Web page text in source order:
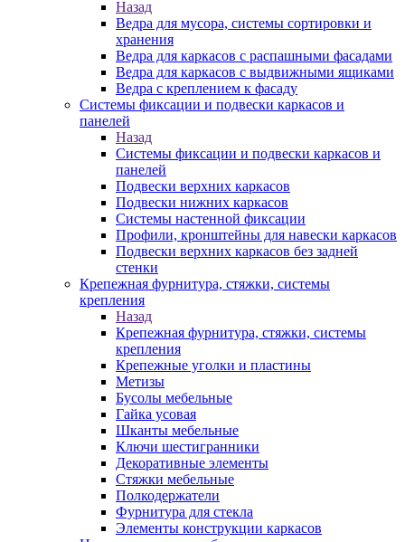
Назад
Ведра для мусора, системы сортировки и
хранения
Ведра для каркасов с распашными фасадами
Ведра для каркасов с выдвижными ящиками
Ведра с креплением к фасаду
Системы фиксации и подвески каркасов и
панелей
Назад
Системы фиксации и подвески каркасов и
панелей
Подвески верхних каркасов
Подвески нижних каркасов
Системы настенной фиксации
Профили, кронштейны для навески каркасов
Подвески верхних каркасов без задней
стенки
Крепежная фурнитура, стяжки, системы
крепления
Назад
Крепежная фурнитура, стяжки, системы
крепления
Крепежные уголки и пластины
Метизы
Бусолы мебельные
Гайка усовая
Шканты мебельные
Ключи шестигранники
Декоративные элементы
Стяжки мебельные
Полкодержатели
Фурнитура для стекла
Элементы конструкции каркасов